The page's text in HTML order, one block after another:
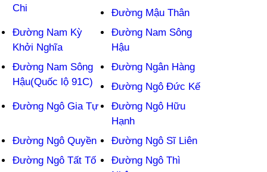
Chi
Đường Mậu Thân
Đường Nam Kỳ
Khởi Nghĩa
Đường Nam Sông
Hậu
Đường Nam Sông
Hậu(Quốc lộ 91C)
Đường Ngân Hàng
Đường Ngô Đức Kế
Đường Ngô Gia Tự
Đường Ngô Hữu
Hạnh
Đường Ngô Quyền
Đường Ngô Sĩ Liên
Đường Ngô Tất Tố
Đường Ngô Thì